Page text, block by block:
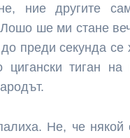
ние другите
ше ми стане
до преди секунда се
цигански тиган на
Не, че някой